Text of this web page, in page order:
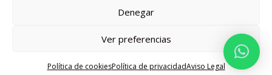
Denegar
Ver preferencias
Política de cookiesPolítica de privacidadAviso Legal